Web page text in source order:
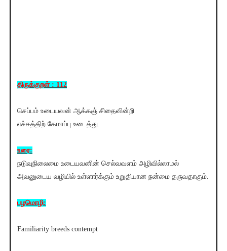
திருக்குறள் : 112
செப்பம் உடையவன் ஆக்கஞ் சிதைவின்றி
எச்சத்திற் கேமாப்பு உடைத்து.
உரை:
நடுவுநிலைமை உடையவனின் செல்வவளம் அழிவில்லாமல்
அவனுடைய வழியில் உள்ளார்க்கும் உறுதியான நன்மை தருவதாகும்.
பழமொழி:
Familiarity breeds contempt